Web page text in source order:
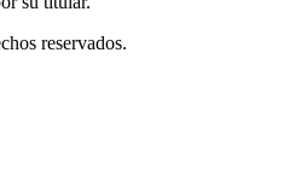
reservados.